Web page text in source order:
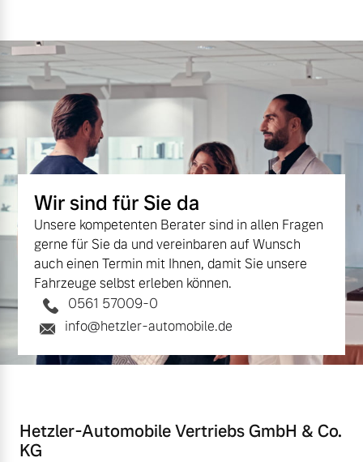
Wir sind für Sie da
Unsere kompetenten Berater sind in allen Fragen
gerne für Sie da und vereinbaren auf Wunsch
auch einen Termin mit Ihnen, damit Sie unsere
Fahrzeuge selbst erleben können.
0561 57009-0
info@hetzler-automobile.de
Hetzler-Automobile Vertriebs GmbH & Co.
KG